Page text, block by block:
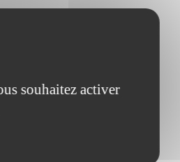
souhaitez activer